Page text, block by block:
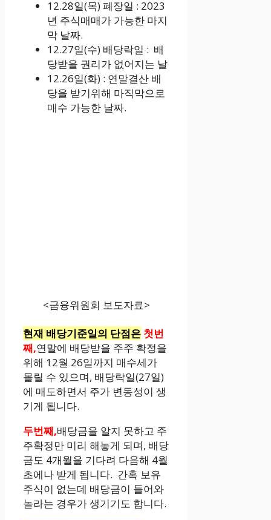
12.28일(목) 폐장일 : 2023
년 주식매매가 가능한 마지
막 날짜.
12.27일(수) 배당락일 : 배
당받을 권리가 없어지는 날
12.26일(화) : 연말결산 배
당을 받기위해 마직막으로
매수 가능한 날짜.
<금융위원회 보도자료>
현재 배당기준일의 단점은 첫번
째,연말에 배당받을 주주 확정을
위해 12월 26일까지 매수세가
몰릴 수 있으며, 배당락일(27일)
에 매도하면서 주가 변동성이 생
기게 됩니다.
두번째,배당금을 알지 못하고 주
주확정만 미리 해놓게 되며, 배당
금도 4개월을 기다려 다음해 4월
초에나 받게 됩니다. 간혹 보유
주식이 없는데 배당금이 들어와
놀라는 경우가 생기기도 합니다.